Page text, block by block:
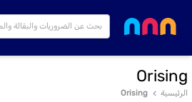
Orising
الرئيسية Orising